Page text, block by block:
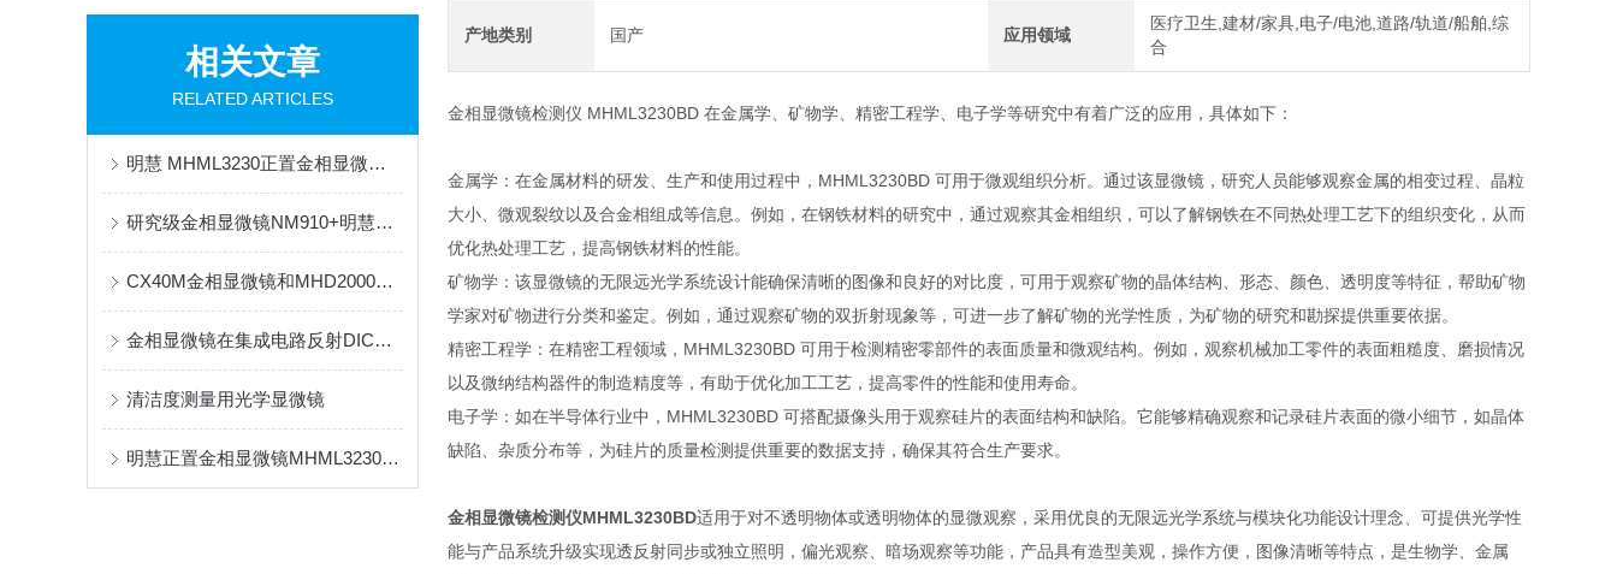
相关文章
RELATED ARTICLES
明慧 MHML3230正置金相显微镜 透明塑料成品及半成品缺陷检测解决方案
研究级金相显微镜NM910+明慧MHD2000相机应用于消防火灾痕迹物证分析
CX40M金相显微镜和MHD2000显微相机应用于电池壳研究
金相显微镜在集成电路反射DIC应用
清洁度测量用光学显微镜
明慧正置金相显微镜MHML3230搭配摄像头MHS600用于观察硅片
产地类别 国产 应用领域
医疗卫生,建材/家具,电子/电池,道路/轨道/船舶,综
合
金相显微镜检测仪 MHML3230BD 在金属学、矿物学、精密工程学、电子学等研究中有着广泛的应用，具体如下：
金属学：在金属材料的研发、生产和使用过程中，MHML3230BD 可用于微观组织分析。通过该显微镜，研究人员能够观察金属的相变过程、晶粒
大小、微观裂纹以及合金相组成等信息。例如，在钢铁材料的研究中，通过观察其金相组织，可以了解钢铁在不同热处理工艺下的组织变化，从而
优化热处理工艺，提高钢铁材料的性能。
矿物学：该显微镜的无限远光学系统设计能确保清晰的图像和良好的对比度，可用于观察矿物的晶体结构、形态、颜色、透明度等特征，帮助矿物
学家对矿物进行分类和鉴定。例如，通过观察矿物的双折射现象等，可进一步了解矿物的光学性质，为矿物的研究和勘探提供重要依据。
精密工程学：在精密工程领域，MHML3230BD 可用于检测精密零部件的表面质量和微观结构。例如，观察机械加工零件的表面粗糙度、磨损情况
以及微纳结构器件的制造精度等，有助于优化加工工艺，提高零件的性能和使用寿命。
电子学：如在半导体行业中，MHML3230BD 可搭配摄像头用于观察硅片的表面结构和缺陷。它能够精确观察和记录硅片表面的微小细节，如晶体
缺陷、杂质分布等，为硅片的质量检测提供重要的数据支持，确保其符合生产要求。
金相显微镜检测仪MHML3230BD适用于对不透明物体或透明物体的显微观察，采用优良的无限远光学系统与模块化功能设计理念、可提供光学性
能与产品系统升级实现透反射同步或独立照明，偏光观察、暗场观察等功能，产品具有造型美观，操作方便，图像清晰等特点，是生物学、金属